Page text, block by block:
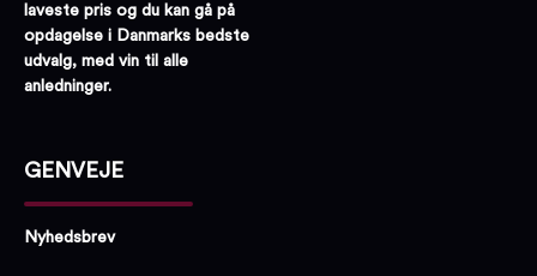
laveste pris og du kan gå på
opdagelse i Danmarks bedste
udvalg, med vin til alle
anledninger.
GENVEJE
Nyhedsbrev